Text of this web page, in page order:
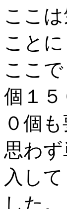
ここ
ことに
ここ
個１
０個
思わ
入し
した。